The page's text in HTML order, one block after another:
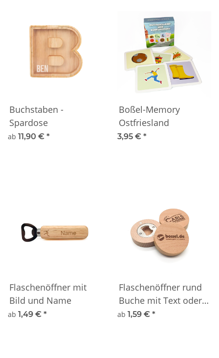
Buchstaben -
Spardose
ab 11,90 € *
Boßel-Memory
Ostfriesland
3,95 € *
Flaschenöffner mit
Bild und Name
ab 1,49 € *
Flaschenöffner rund
Buche mit Text oder
Logo rund 6,4cm und
ab 1,59 € *